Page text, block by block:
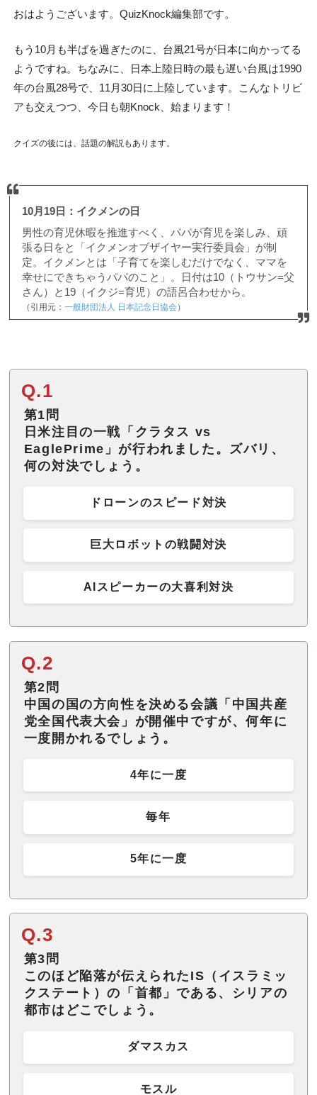
おはようございます。QuizKnock編集部です。
もう10月も半ばを過ぎたのに、台風21号が日本に向かってる
ようですね。ちなみに、日本上陸日時の最も遅い台風は1990
年の台風28号で、11月30日に上陸しています。こんなトリビ
アも交えつつ、今日も朝Knock、始まります！
クイズの後には、話題の解説もあります。
10月19日：イクメンの日
男性の育児休暇を推進すべく、パパが育児を楽しみ、頑
張る日をと「イクメンオブザイヤー実行委員会」が制
定。イクメンとは「子育てを楽しむだけでなく、ママを
幸せにできちゃうパパのこと」。日付は10（トウサン=父
さん）と19（イクジ=育児）の語呂合わせから。
（引用元： 一般財団法人 日本記念日協会）
Q.1
第1問
日米注目の一戦「クラタス vs
EaglePrime」が行われました。ズバリ、
何の対決でしょう。
ドローンのスピード対決
巨大ロボットの戦闘対決
AIスピーカーの大喜利対決
Q.2
第2問
中国の国の方向性を決める会議「中国共産
党全国代表大会」が開催中ですが、何年に
一度開かれるでしょう。
4年に一度
毎年
5年に一度
Q.3
第3問
このほど陥落が伝えられたIS（イスラミッ
クステート）の「首都」である、シリアの
都市はどこでしょう。
ダマスカス
モスル